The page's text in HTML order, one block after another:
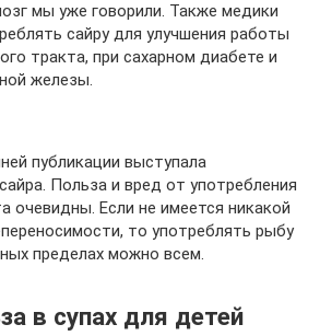
мы уже говорили. Также медики
сайру для улучшения работы
тракта, при сахарном диабете и
железы.
публикации выступала
Польза и вред от употребления
очевидны. Если не имеется никакой
то употреблять рыбу
пределах можно всем.
в супах для детей